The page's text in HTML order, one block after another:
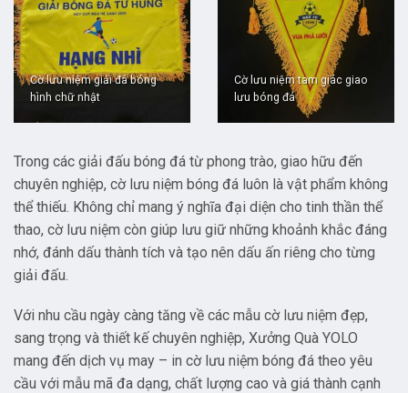
Cờ lưu niệm giải đá bóng
hình chữ nhật
Cờ lưu niệm tam giác giao
lưu bóng đá
Trong các giải đấu bóng đá từ phong trào, giao hữu đến
chuyên nghiệp, cờ lưu niệm bóng đá luôn là vật phẩm không
thể thiếu. Không chỉ mang ý nghĩa đại diện cho tinh thần thể
thao, cờ lưu niệm còn giúp lưu giữ những khoảnh khắc đáng
nhớ, đánh dấu thành tích và tạo nên dấu ấn riêng cho từng
giải đấu.
Với nhu cầu ngày càng tăng về các mẫu cờ lưu niệm đẹp,
sang trọng và thiết kế chuyên nghiệp, Xưởng Quà YOLO
mang đến dịch vụ may – in cờ lưu niệm bóng đá theo yêu
cầu với mẫu mã đa dạng, chất lượng cao và giá thành cạnh